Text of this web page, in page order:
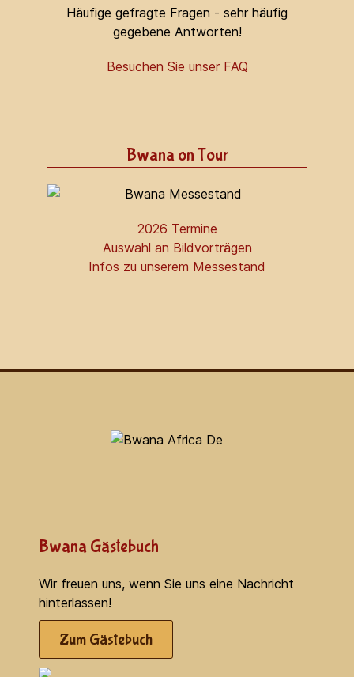
Häufige gefragte Fragen - sehr häufig
gegebene Antworten!
Besuchen Sie unser FAQ
Bwana on Tour
2026 Termine
Auswahl an Bildvorträgen
Infos zu unserem Messestand
Bwana Gästebuch
Wir freuen uns, wenn Sie uns eine Nachricht
hinterlassen!
Zum Gästebuch